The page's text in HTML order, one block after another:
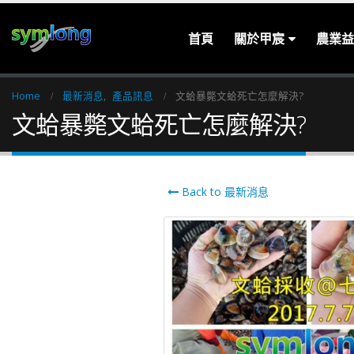
首頁 關於甲宸 農業
Home 最新消息, 產品訊息 文蛤暴斃文蛤死亡怎麼解決?
文蛤暴斃文蛤死亡怎麼解決?
Back to 最新消息